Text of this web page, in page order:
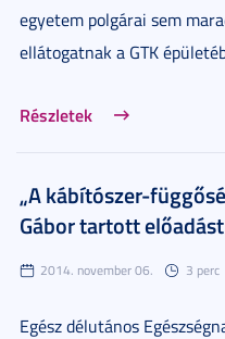
egyetem polgárai sem
ellátogatnak a GTK
Részletek
„A kábítószer-
Gábor tartott előadást
2014. november 06. 3 perc
Egész délutános